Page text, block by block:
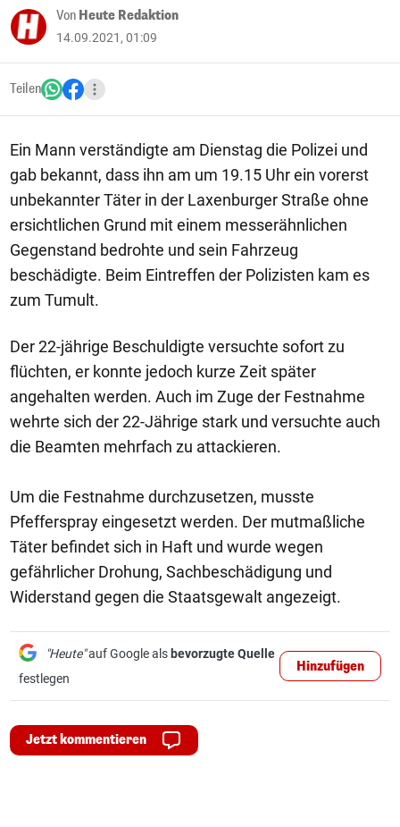
Von Heute Redaktion
14.09.2021, 01:09
Teilen
Ein Mann verständigte am Dienstag die Polizei und
gab bekannt, dass ihn am um 19.15 Uhr ein vorerst
unbekannter Täter in der Laxenburger Straße ohne
ersichtlichen Grund mit einem messerähnlichen
Gegenstand bedrohte und sein Fahrzeug
beschädigte. Beim Eintreffen der Polizisten kam es
zum Tumult.
Der 22-jährige Beschuldigte versuchte sofort zu
flüchten, er konnte jedoch kurze Zeit später
angehalten werden. Auch im Zuge der Festnahme
wehrte sich der 22-Jährige stark und versuchte auch
die Beamten mehrfach zu attackieren.
Um die Festnahme durchzusetzen, musste
Pfefferspray eingesetzt werden. Der mutmaßliche
Täter befindet sich in Haft und wurde wegen
gefährlicher Drohung, Sachbeschädigung und
Widerstand gegen die Staatsgewalt angezeigt.
"Heute"auf Google als bevorzugte Quelle
festlegen
Hinzufügen
Jetzt kommentieren